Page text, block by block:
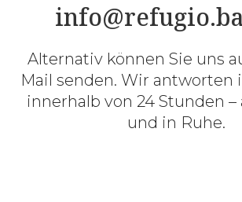
Alternativ können Sie uns
Mail senden. Wir antworten
innerhalb von 24 Stunden
und in Ruhe.